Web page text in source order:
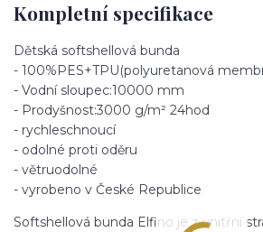
Kompletní specifikace
Dětská softshellová bunda
- 100%PES+TPU(polyuretanová
- Vodní sloupec:10000 mm
- Prodyšnost:3000 g/m² 24hod
- rychleschnoucí
- odolné proti oděru
- větruodolné
- vyrobeno v České Republice
Softshellová bunda Elfino je z vnitřní